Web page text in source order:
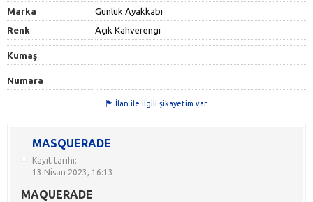
Marka
Günlük Ayakkabı
Renk
Açık Kahverengi
Kumaş
Numara
İlan ile ilgili şikayetim var
MASQUERADE
Kayıt tarihi:
13 Nisan 2023, 16:13
MAQUERADE